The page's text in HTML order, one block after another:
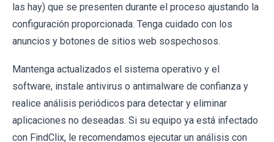
las hay) que se presenten durante el proceso ajustando la
configuración proporcionada. Tenga cuidado con los
anuncios y botones de sitios web sospechosos.
Mantenga actualizados el sistema operativo y el
software, instale antivirus o antimalware de confianza y
realice análisis periódicos para detectar y eliminar
aplicaciones no deseadas. Si su equipo ya está infectado
con FindClix, le recomendamos ejecutar un análisis con